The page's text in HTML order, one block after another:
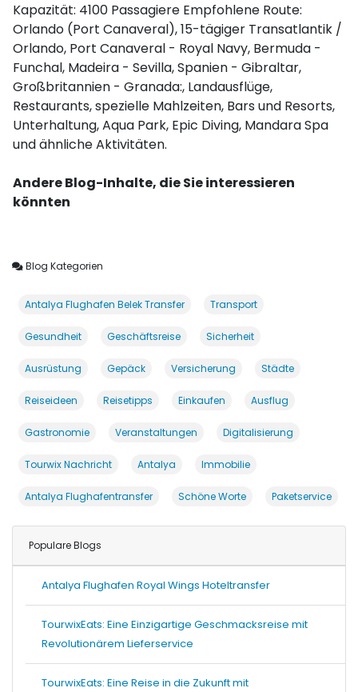
Kapazität: 4100 Passagiere Empfohlene Route:
Orlando (Port Canaveral), 15-tägiger Transatlantik /
Orlando, Port Canaveral - Royal Navy, Bermuda -
Funchal, Madeira - Sevilla, Spanien - Gibraltar,
Großbritannien - Granada:, Landausflüge,
Restaurants, spezielle Mahlzeiten, Bars und Resorts,
Unterhaltung, Aqua Park, Epic Diving, Mandara Spa
und ähnliche Aktivitäten.
Andere Blog-Inhalte, die Sie interessieren
könnten
Blog Kategorien
Antalya Flughafen Belek Transfer Transport
Gesundheit Geschäftsreise Sicherheit
Ausrüstung Gepäck Versicherung Städte
Reiseideen Reisetipps Einkaufen Ausflug
Gastronomie Veranstaltungen Digitalisierung
Tourwix Nachricht Antalya Immobilie
Antalya Flughafentransfer Schöne Worte Paketservice
Populare Blogs
Antalya Flughafen Royal Wings Hoteltransfer
TourwixEats: Eine Einzigartige Geschmacksreise mit
Revolutionärem Lieferservice
TourwixEats: Eine Reise in die Zukunft mit